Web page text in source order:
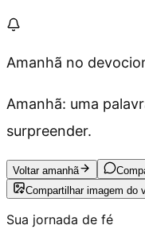
Amanhã no
Amanhã: uma
surpreender.
Voltar amanhã
Compartilhar imagem do
Sua jornada de fé